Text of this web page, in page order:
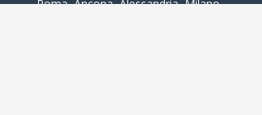
Roma,Ancona,Alessandria,Milano,